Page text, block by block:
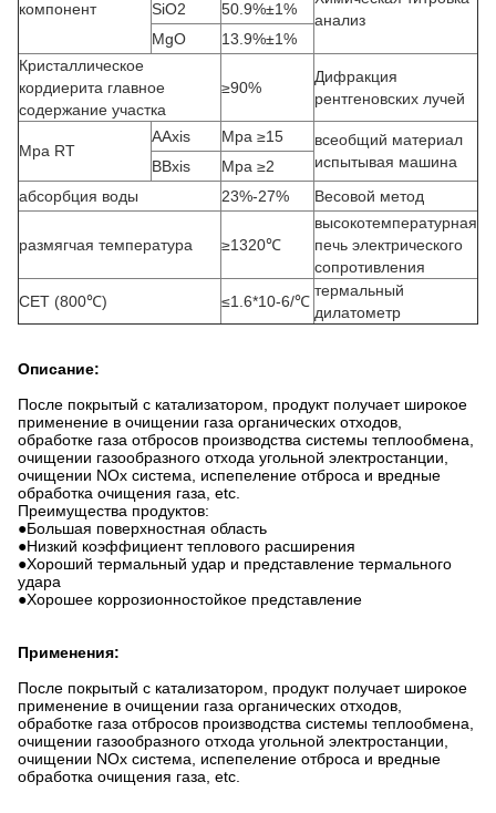
компонент
анализ
SiO2
50.9%±1%
MgO
13.9%±1%
Кристаллическое
кордиерита главное
содержание участка
≥90%
Дифракция
рентгеновских лучей
Mpa RT
AAxis Mpa ≥15
всеобщий материал
испытывая машина
BBxis
Mpa ≥2
абсорбция воды
23%-27% Весовой метод
размягчая температура ≥1320℃
высокотемпературная
печь электрического
сопротивления
CET (800℃)
≤1.6*10-6/℃
термальный
дилатометр
Описание:
После покрытый с катализатором, продукт получает широкое
применение в очищении газа органических отходов,
обработке газа отбросов производства системы теплообмена,
очищении газообразного отхода угольной электростанции,
очищении NOx система, испепеление отброса и вредные
обработка очищения газа, etc.
Преимущества продуктов:
●Большая поверхностная область
●Низкий коэффициент теплового расширения
●Хороший термальный удар и представление термального
удара
●Хорошее коррозионностойкое представление
Применения:
После покрытый с катализатором, продукт получает широкое
применение в очищении газа органических отходов,
обработке газа отбросов производства системы теплообмена,
очищении газообразного отхода угольной электростанции,
очищении NOx система, испепеление отброса и вредные
обработка очищения газа, etc.